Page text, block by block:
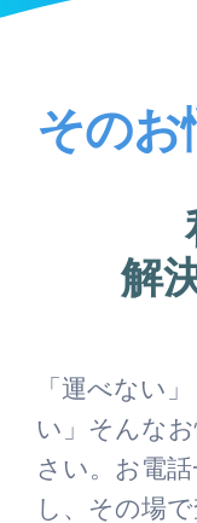
そのお
解
「運べない
い」そんな
さい。お電
し、その場